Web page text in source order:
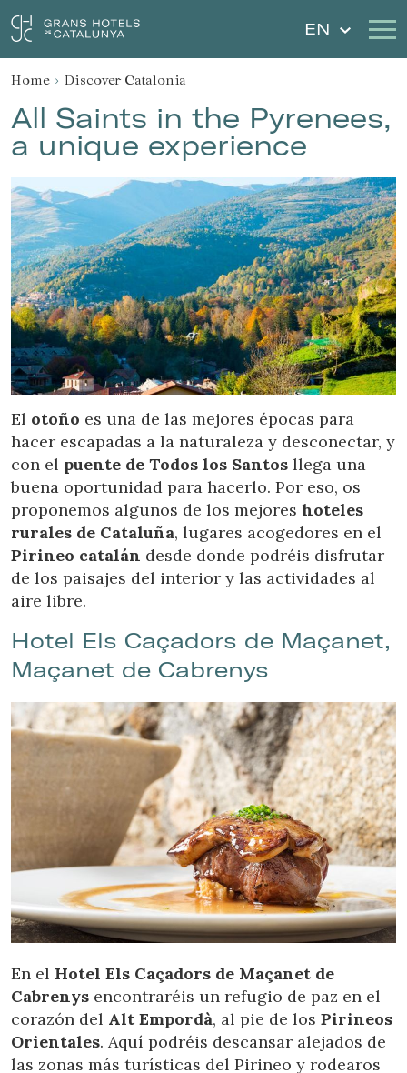
EN
Our Hotels Getaways
Weddings Gift Voucher
Discover Catalonia Contact
My reservation
Sign in Sign up
Location/hotel name
Home Discover Catalonia
All Saints in the Pyrenees,
a unique experience
El otoño es una de las mejores épocas para
hacer escapadas a la naturaleza y desconectar, y
con el puente de Todos los Santos llega una
buena oportunidad para hacerlo. Por eso, os
proponemos algunos de los mejores hoteles
rurales de Cataluña, lugares acogedores en el
Pirineo catalán desde donde podréis disfrutar
de los paisajes del interior y las actividades al
aire libre.
Hotel Els Caçadors de Maçanet,
Maçanet de Cabrenys
En el Hotel Els Caçadors de Maçanet de
Cabrenys encontraréis un refugio de paz en el
corazón del Alt Empordà, al pie de los Pirineos
Orientales. Aquí podréis descansar alejados de
las zonas más turísticas del Pirineo y rodearos